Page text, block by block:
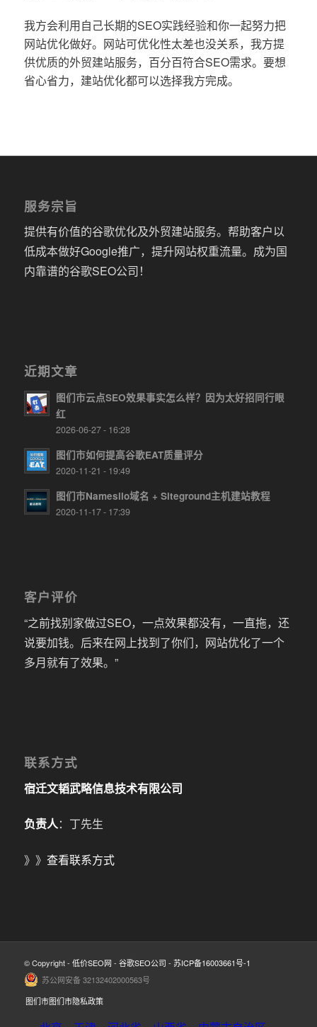
我方会利用自己长期的SEO实践经验和你一起努力把
网站优化做好。网站可优化性太差也没关系，我方提
供优质的外贸建站服务，百分百符合SEO需求。要想
省心省力，建站优化都可以选择我方完成。
服务宗旨
提供有价值的谷歌优化及外贸建站服务。帮助客户以
低成本做好Google推广，提升网站权重流量。成为国
内靠谱的谷歌SEO公司！
近期文章
图们市云点SEO效果事实怎么样？因为太好招同行眼
红
2026-06-27 - 16:28
图们市如何提高谷歌EAT质量评分
2020-11-21 - 19:49
图们市Namesilo域名 + Siteground主机建站教程
2020-11-17 - 17:39
客户评价
“之前找别家做过SEO，一点效果都没有，一直拖，还
说要加钱。后来在网上找到了你们，网站优化了一个
多月就有了效果。”
联系方式
宿迁文韬武略信息技术有限公司
负责人：丁先生
》》 查看联系方式
© Copyright - 低价SEO网 - 谷歌SEO公司 - 苏ICP备16003661号-1
苏公网安备 32132402000563号
图们市图们市隐私政策